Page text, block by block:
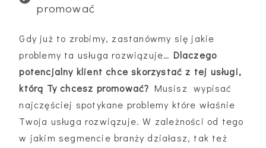
promować
Gdy już to zrobimy, zastanówmy się jakie
problemy ta usługa rozwiązuje… Dlaczego
potencjalny klient chce skorzystać z tej usługi,
którą Ty chcesz promować? Musisz wypisać
najczęściej spotykane problemy które właśnie
Twoja usługa rozwiązuje. W zależności od tego
w jakim segmencie branży działasz, tak też